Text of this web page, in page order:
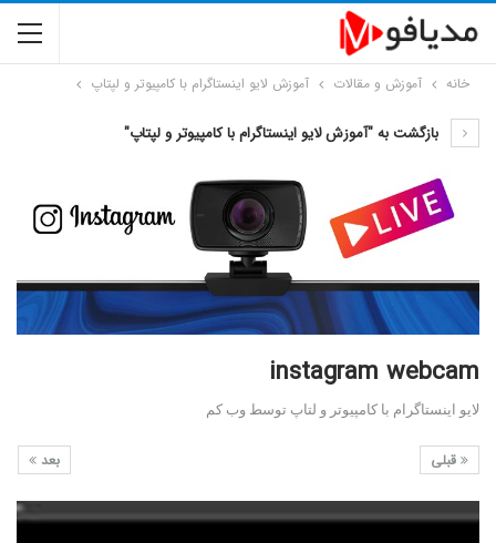
خانه آموزش و مقالات آموزش لایو اینستاگرام با کامپیوتر و لپتاپ
بازگشت به "آموزش لایو اینستاگرام با کامپیوتر و لپتاپ"
instagram webcam
لایو اینستاگرام با کامپیوتر و لتاپ توسط وب کم
بعد قبلی